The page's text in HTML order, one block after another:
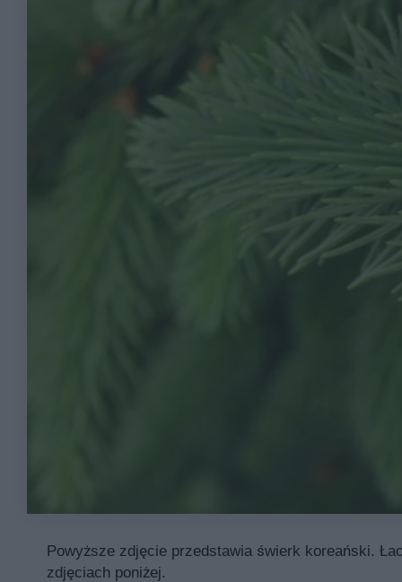
Powyższe zdjęcie przedstawia świerk koreański.
zdjęciach poniżej.